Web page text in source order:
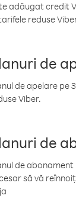
adăugat credit
reduse
de
de apelare pe
Viber.
de
de
să vă